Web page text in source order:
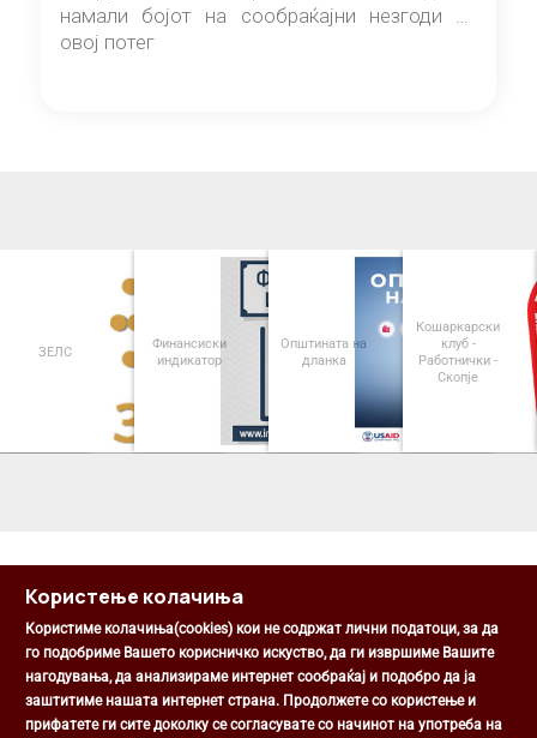
намали бојот на сообраќајни незгоди на
овој потег
ЗЕЛС
Финансиски
индикатор
Општината на
дланка
Кошаркарски
клуб -
Работнички -
Скопје
Општина Центар
Михаил Цоков бр. 1, Скопје
Користење колачиња
Користиме колачиња(cookies) кои не содржат лични податоци, за да
го подобриме Вашето корисничко искуство, да ги извршиме Вашите
нагодувања, да анализираме интернет сообраќај и подобро да ја
заштитиме нашата интернет страна. Продолжете со користење и
прифатете ги сите доколку се согласувате со начинот на употреба на